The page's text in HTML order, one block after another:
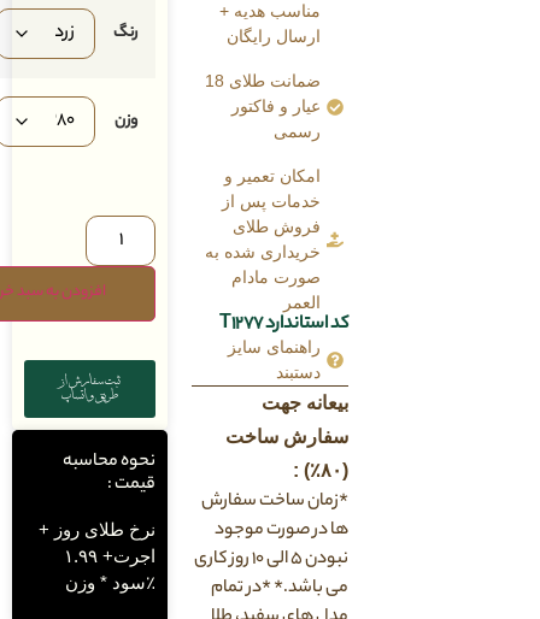
افزودن به سبد خرید
نحوه محاسبه
قیمت :
نرخ طلای روز +
اجرت+ ۱.۹۹
٪سود * وزن
مناسب هدیه +
ارسال رایگان
ضمانت طلای 18
عیار و فاکتور
امکان تعمیر و
خدمات پس از
فروش طلای
خریداری شده به
صورت مادام
کد استاندارد T1277
راهنمای سایز
دستبند
بیعانه جهت
سفارش ساخت
*زمان ساخت سفارش
ها در صورت موجود
نبودن ۵ الی ۱۰ روز کاری
می باشد.* *در تمام